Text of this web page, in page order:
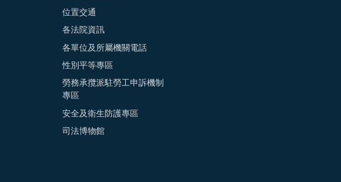
位置交通
各法院資訊
各單位及所屬機關電話
性別平等專區
勞務承攬派駐勞工申訴機制
專區
安全及衛生防護專區
司法博物館